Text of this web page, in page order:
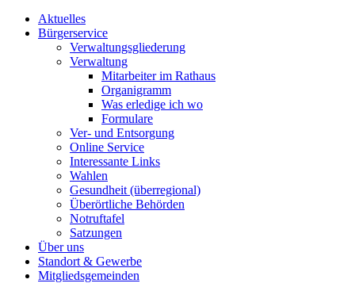
Aktuelles
Bürgerservice
Verwaltungsgliederung
Verwaltung
Mitarbeiter im Rathaus
Organigramm
Was erledige ich wo
Formulare
Ver- und Entsorgung
Online Service
Interessante Links
Wahlen
Gesundheit (überregional)
Überörtliche Behörden
Notruftafel
Satzungen
Über uns
Standort & Gewerbe
Mitgliedsgemeinden